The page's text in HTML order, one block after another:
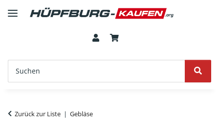
Zurück zur Liste Gebläse